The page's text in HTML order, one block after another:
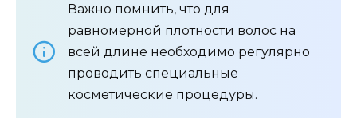
Важно помнить, что для
равномерной плотности волос на
всей длине необходимо регулярно
проводить специальные
косметические процедуры.